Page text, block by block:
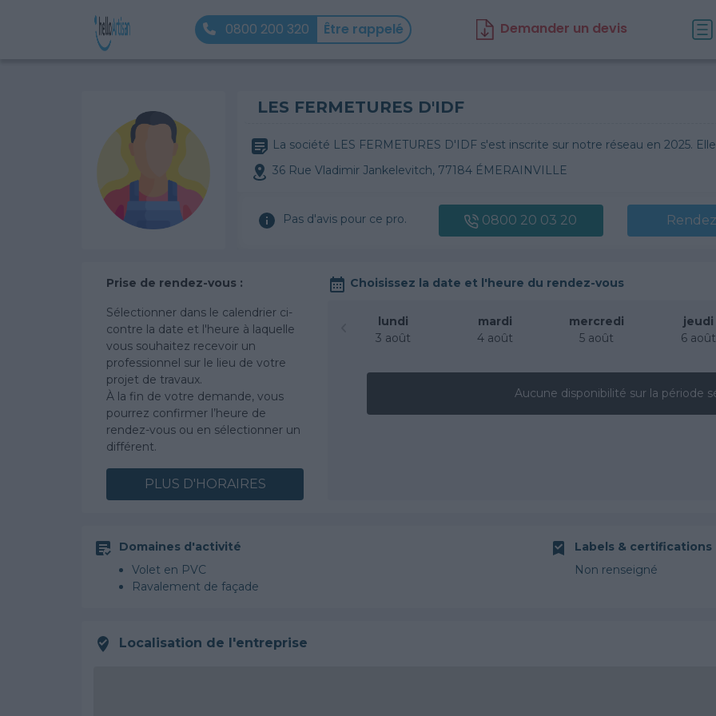
0800 200 320 Être rappelé Demander un devis
LES FERMETURES D'IDF
La société LES FERMETURES D'IDF s'est inscrite sur notre réseau en 2025.
36 Rue Vladimir Jankelevitch, 77184 ÉMERAINVILLE
Pas d'avis pour ce pro. 0800 20 03 20
Prise de rendez-vous :
Sélectionner dans le calendrier ci-
contre la date et l'heure à laquelle
vous souhaitez recevoir un
professionnel sur le lieu de votre
projet de travaux.
À la fin de votre demande, vous
pourrez confirmer l’heure de
rendez-vous ou en sélectionner un
différent.
PLUS D'HORAIRES
Choisissez la date et l'heure du rendez-vous
lundi
3 août
mardi
4 août
mercredi
5 août
jeudi
6 août
Aucune disponibilité sur la période
Domaines d'activité
Volet en PVC
Ravalement de façade
Labels & certifications
Non renseigné
Localisation de l'entreprise